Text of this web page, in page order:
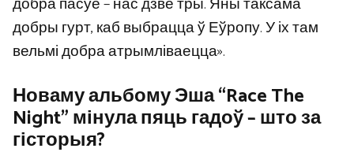
добры гурт, каб выбрацца ў Еўропу. У іх там
вельмі добра атрымліваецца».
Новаму альбому Эша “Race The
Night” мінула пяць гадоў – што за
гісторыя?